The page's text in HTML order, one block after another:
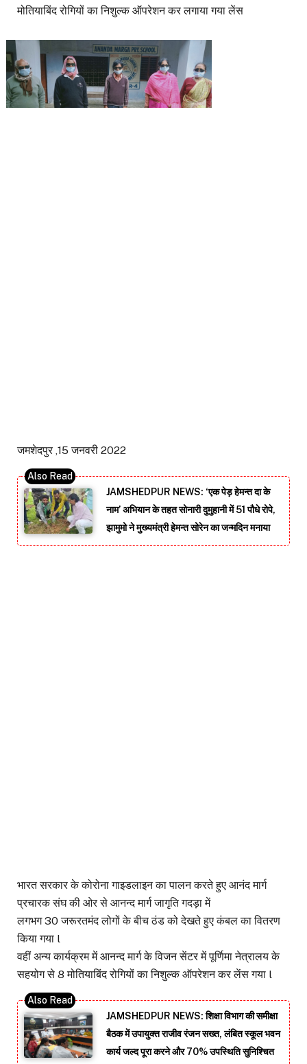
मोतियाबिंद रोगियों का निशुल्क ऑपरेशन कर लगाया गया लेंस
जमशेदपुर ,15 जनवरी 2022
JAMSHEDPUR NEWS: ‘एक पेड़ हेमन्त दा के
नाम’ अभियान के तहत सोनारी दुमुहानी में 51 पौधे रोपे,
झामुमो ने मुख्यमंत्री हेमन्त सोरेन का जन्मदिन मनाया
भारत सरकार के कोरोना गाइडलाइन का पालन करते हुए आनंद मार्ग
प्रचारक संघ की ओर से आनन्द मार्ग जागृति गदड़ा में
लगभग 30 जरूरतमंद लोगों के बीच ठंड को देखते हुए कंबल का वितरण
किया गया l
वहीं अन्य कार्यक्रम में आनन्द मार्ग के विजन सेंटर में पूर्णिमा नेत्रालय के
सहयोग से 8 मोतियाबिंद रोगियों का निशुल्क ऑपरेशन कर लेंस गया l
JAMSHEDPUR NEWS: शिक्षा विभाग की समीक्षा
बैठक में उपायुक्त राजीव रंजन सख्त, लंबित स्कूल भवन
कार्य जल्द पूरा करने और 70% उपस्थिति सुनिश्चित